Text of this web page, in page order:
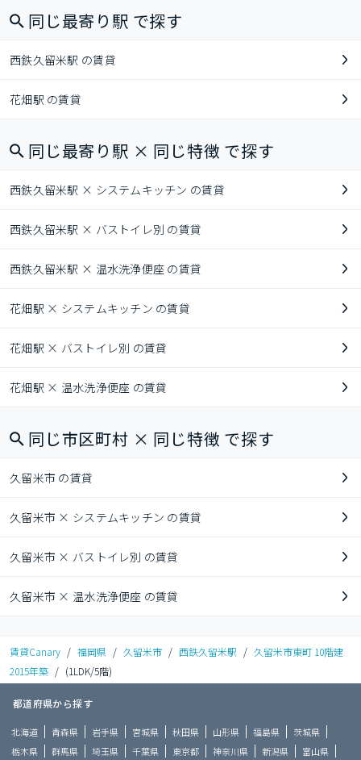
同じ最寄り駅 で探す
西鉄久留米駅 の賃貸
花畑駅 の賃貸
同じ最寄り駅 × 同じ特徴 で探す
西鉄久留米駅 × システムキッチン の賃貸
西鉄久留米駅 × バストイレ別 の賃貸
西鉄久留米駅 × 温水洗浄便座 の賃貸
花畑駅 × システムキッチン の賃貸
花畑駅 × バストイレ別 の賃貸
花畑駅 × 温水洗浄便座 の賃貸
同じ市区町村 × 同じ特徴 で探す
久留米市 の賃貸
久留米市 × システムキッチン の賃貸
久留米市 × バストイレ別 の賃貸
久留米市 × 温水洗浄便座 の賃貸
賃貸Canary / 福岡県 / 久留米市 / 西鉄久留米駅 / 久留米市東町 10階建
2015年築 / (1LDK/5階)
都道府県から探す
北海道 青森県 岩手県 宮城県 秋田県 山形県 福島県
茨城県
栃木県
群馬県 埼玉県 千葉県 東京都 神奈川県 新潟県 富山県